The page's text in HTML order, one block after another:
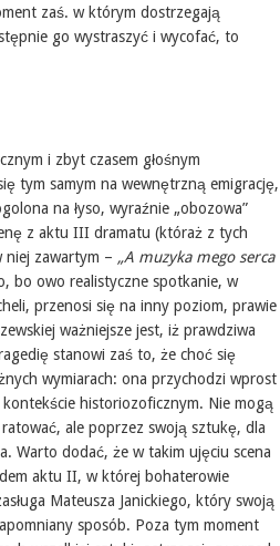
zaś. w którym dostrzegają
go wystraszyć i wycofać, to
i zbyt czasem głośnym
tym samym na wewnętrzną emigrację,
na łyso, wyraźnie „obozowa”
z aktu III dramatu (któraż z tych
niej zawartym – „A muzyka mego serca
bo owo realistyczne spotkanie, w
przenosi się na inny poziom, prawie
ważniejsze jest, iż prawdziwa
stanowi zaś to, że choć się
wymiarach: ona przychodzi wprost
historiozoficznym. Nie mogą
ale poprzez swoją sztukę, dla
Warto dodać, że w takim ujęciu scena
aktu II, w której bohaterowie
Mateusza Janickiego, który swoją
sposób. Poza tym moment